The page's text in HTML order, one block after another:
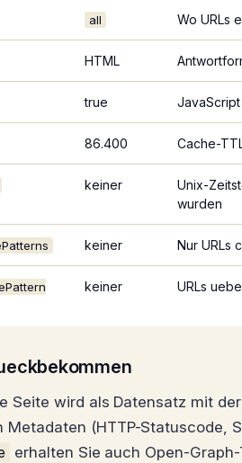
all Wo URLs
HTML
true
86.400 Cache-
keiner
Unix-
wurden
keiner Nur URLs
keiner URLs
Seite wird als Datensatz mit
Metadaten (HTTP-Statuscode,
erhalten Sie auch Open-